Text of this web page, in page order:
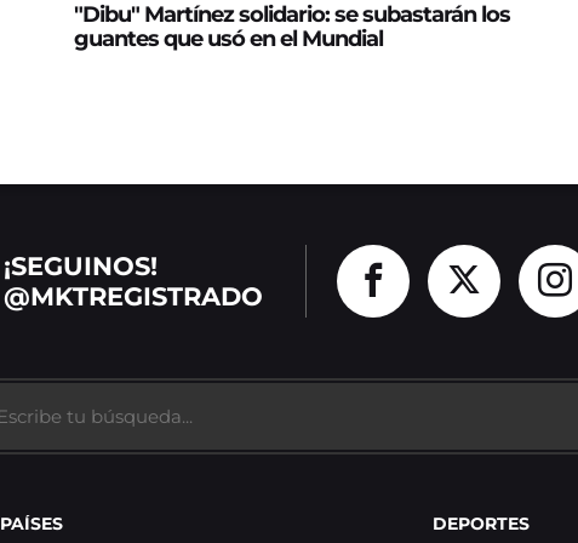
"Dibu" Martínez solidario: se subastarán los
guantes que usó en el Mundial
¡SEGUINOS!
@MKTREGISTRADO
PAÍSES
DEPORTES